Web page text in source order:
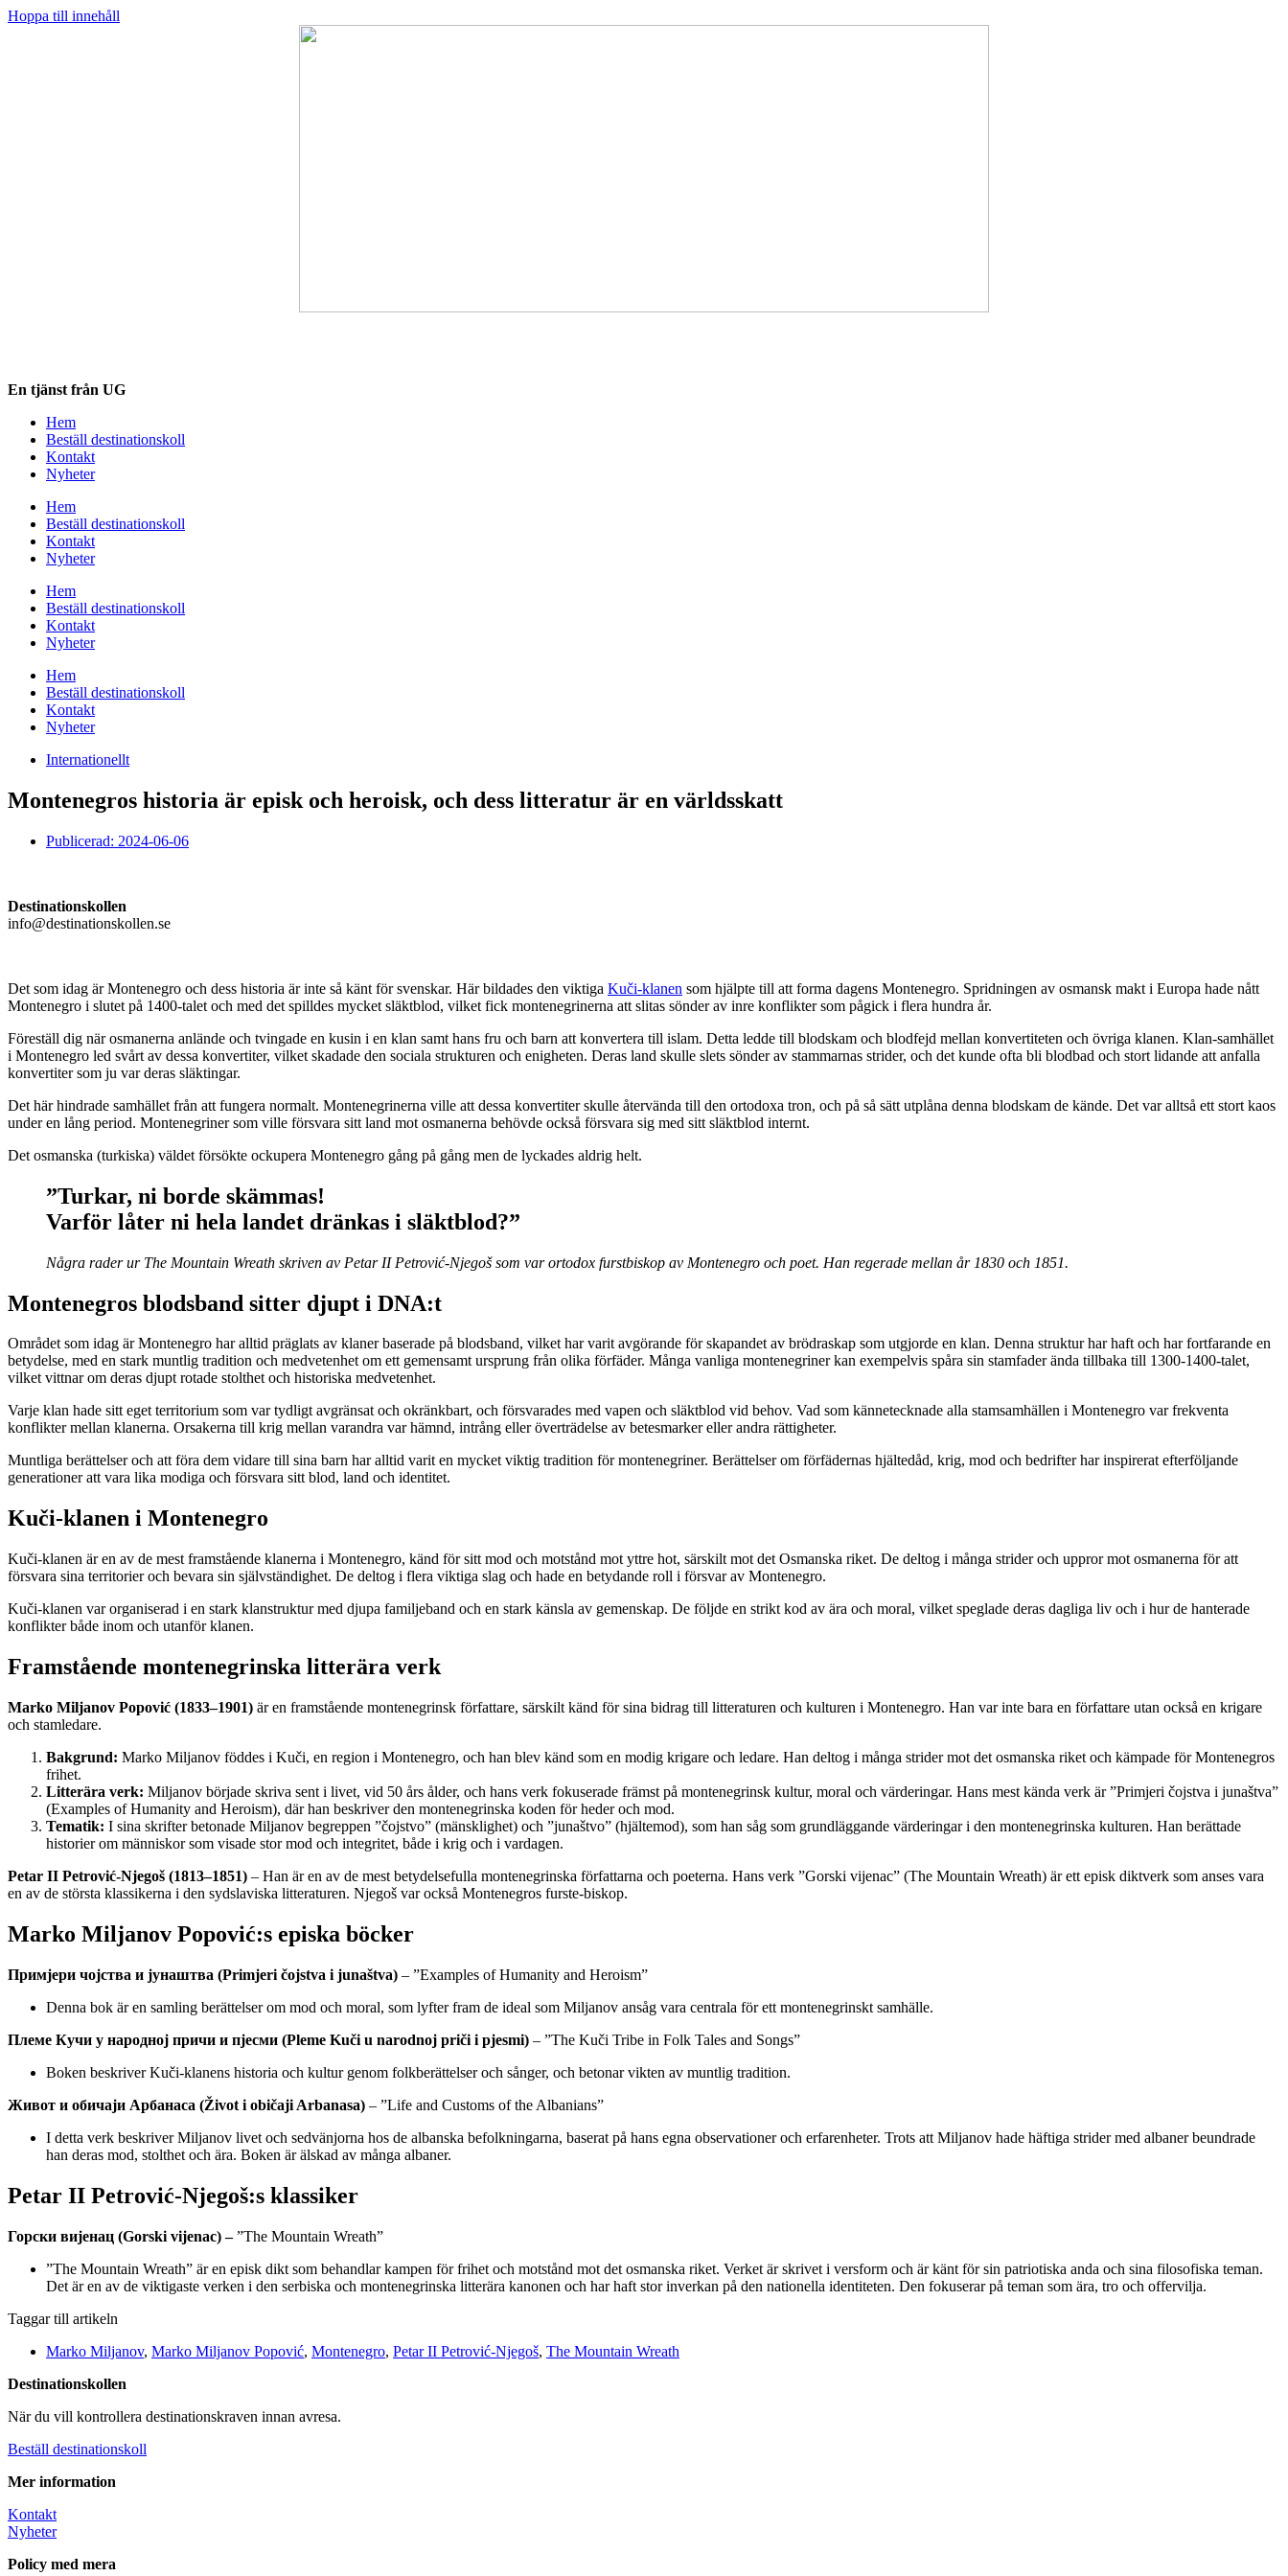
Hoppa till innehåll
En tjänst från UG
Hem
Beställ destinationskoll
Kontakt
Nyheter
Hem
Beställ destinationskoll
Kontakt
Nyheter
Hem
Beställ destinationskoll
Kontakt
Nyheter
Hem
Beställ destinationskoll
Kontakt
Nyheter
Internationellt
Montenegros historia är episk och heroisk, och dess litteratur är en världsskatt
Publicerad: 2024-06-06
Destinationskollen
info@destinationskollen.se
Det som idag är Montenegro och dess historia är inte så känt för svenskar. Här bildades den viktiga Kuči-klanen som hjälpte till att forma dagens Montenegro. Spridningen av osmansk makt i Europa hade nått
Montenegro i slutet på 1400-talet och med det spilldes mycket släktblod, vilket fick montenegrinerna att slitas sönder av inre konflikter som pågick i flera hundra år.
Föreställ dig när osmanerna anlände och tvingade en kusin i en klan samt hans fru och barn att konvertera till islam. Detta ledde till blodskam och blodfejd mellan konvertiteten och övriga klanen. Klan-samhället
i Montenegro led svårt av dessa konvertiter, vilket skadade den sociala strukturen och enigheten. Deras land skulle slets sönder av stammarnas strider, och det kunde ofta bli blodbad och stort lidande att anfalla
konvertiter som ju var deras släktingar.
Det här hindrade samhället från att fungera normalt. Montenegrinerna ville att dessa konvertiter skulle återvända till den ortodoxa tron, och på så sätt utplåna denna blodskam de kände. Det var alltså ett stort kaos
under en lång period. Montenegriner som ville försvara sitt land mot osmanerna behövde också försvara sig med sitt släktblod internt.
Det osmanska (turkiska) väldet försökte ockupera Montenegro gång på gång men de lyckades aldrig helt.
”Turkar, ni borde skämmas!
Varför låter ni hela landet dränkas i släktblod?”
Några rader ur The Mountain Wreath skriven av Petar II Petrović-Njegoš som var ortodox furstbiskop av Montenegro och poet. Han regerade mellan år 1830 och 1851.
Montenegros blodsband sitter djupt i DNA:t
Området som idag är Montenegro har alltid präglats av klaner baserade på blodsband, vilket har varit avgörande för skapandet av brödraskap som utgjorde en klan. Denna struktur har haft och har fortfarande en
betydelse, med en stark muntlig tradition och medvetenhet om ett gemensamt ursprung från olika förfäder. Många vanliga montenegriner kan exempelvis spåra sin stamfader ända tillbaka till 1300-1400-talet,
vilket vittnar om deras djupt rotade stolthet och historiska medvetenhet.
Varje klan hade sitt eget territorium som var tydligt avgränsat och okränkbart, och försvarades med vapen och släktblod vid behov. Vad som kännetecknade alla stamsamhällen i Montenegro var frekventa
konflikter mellan klanerna. Orsakerna till krig mellan varandra var hämnd, intrång eller överträdelse av betesmarker eller andra rättigheter.
Muntliga berättelser och att föra dem vidare till sina barn har alltid varit en mycket viktig tradition för montenegriner. Berättelser om förfädernas hjältedåd, krig, mod och bedrifter har inspirerat efterföljande
generationer att vara lika modiga och försvara sitt blod, land och identitet.
Kuči-klanen i Montenegro
Kuči-klanen är en av de mest framstående klanerna i Montenegro, känd för sitt mod och motstånd mot yttre hot, särskilt mot det Osmanska riket. De deltog i många strider och uppror mot osmanerna för att
försvara sina territorier och bevara sin självständighet. De deltog i flera viktiga slag och hade en betydande roll i försvar av Montenegro.
Kuči-klanen var organiserad i en stark klanstruktur med djupa familjeband och en stark känsla av gemenskap. De följde en strikt kod av ära och moral, vilket speglade deras dagliga liv och i hur de hanterade
konflikter både inom och utanför klanen.
Framstående montenegrinska litterära verk
Marko Miljanov Popović (1833–1901) är en framstående montenegrinsk författare, särskilt känd för sina bidrag till litteraturen och kulturen i Montenegro. Han var inte bara en författare utan också en krigare
och stamledare.
Bakgrund: Marko Miljanov föddes i Kuči, en region i Montenegro, och han blev känd som en modig krigare och ledare. Han deltog i många strider mot det osmanska riket och kämpade för Montenegros
frihet.
Litterära verk: Miljanov började skriva sent i livet, vid 50 års ålder, och hans verk fokuserade främst på montenegrinsk kultur, moral och värderingar. Hans mest kända verk är ”Primjeri čojstva i junaštva”
(Examples of Humanity and Heroism), där han beskriver den montenegrinska koden för heder och mod.
Tematik: I sina skrifter betonade Miljanov begreppen ”čojstvo” (mänsklighet) och ”junaštvo” (hjältemod), som han såg som grundläggande värderingar i den montenegrinska kulturen. Han berättade
historier om människor som visade stor mod och integritet, både i krig och i vardagen.
Petar II Petrović-Njegoš (1813–1851) – Han är en av de mest betydelsefulla montenegrinska författarna och poeterna. Hans verk ”Gorski vijenac” (The Mountain Wreath) är ett episk diktverk som anses vara
en av de största klassikerna i den sydslaviska litteraturen. Njegoš var också Montenegros furste-biskop.
Marko Miljanov Popović:s episka böcker
Примјери чојства и јунаштва (Primjeri čojstva i junaštva) – ”Examples of Humanity and Heroism”
Denna bok är en samling berättelser om mod och moral, som lyfter fram de ideal som Miljanov ansåg vara centrala för ett montenegrinskt samhälle.
Племе Кучи у народној причи и пјесми (Pleme Kuči u narodnoj priči i pjesmi) – ”The Kuči Tribe in Folk Tales and Songs”
Boken beskriver Kuči-klanens historia och kultur genom folkberättelser och sånger, och betonar vikten av muntlig tradition.
Живот и обичаји Арбанаса (Život i običaji Arbanasa) – ”Life and Customs of the Albanians”
I detta verk beskriver Miljanov livet och sedvänjorna hos de albanska befolkningarna, baserat på hans egna observationer och erfarenheter. Trots att Miljanov hade häftiga strider med albaner beundrade
han deras mod, stolthet och ära. Boken är älskad av många albaner.
Petar II Petrović-Njegoš:s klassiker
Горски вијенац (Gorski vijenac) –”The Mountain Wreath”
”The Mountain Wreath” är en episk dikt som behandlar kampen för frihet och motstånd mot det osmanska riket. Verket är skrivet i versform och är känt för sin patriotiska anda och sina filosofiska teman.
Det är en av de viktigaste verken i den serbiska och montenegrinska litterära kanonen och har haft stor inverkan på den nationella identiteten. Den fokuserar på teman som ära, tro och offervilja.
Taggar till artikeln
Marko Miljanov, Marko Miljanov Popović, Montenegro, Petar II Petrović-Njegoš, The Mountain Wreath
Destinationskollen
När du vill kontrollera destinationskraven innan avresa.
Beställ destinationskoll
Mer information
Kontakt
Nyheter
Policy med mera